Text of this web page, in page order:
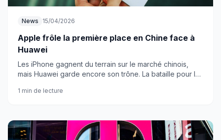
News 15/04/2026
Apple frôle la première place en Chine face à
Huawei
Les iPhone gagnent du terrain sur le marché chinois,
mais Huawei garde encore son trône. La bataille pour la
1 min de lecture